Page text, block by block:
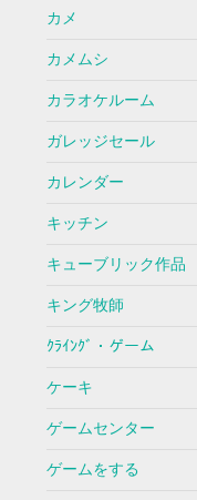
カメ
カメムシ
カラオケルーム
ガレッジセール
カレンダー
キッチン
キューブリック作品
キング牧師
ｸﾗｲﾝｸﾞ・ゲーム
ケーキ
ゲームセンター
ゲームをする